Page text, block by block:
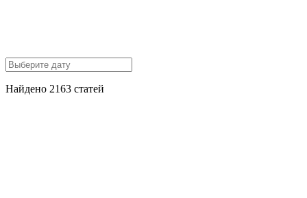
Найдено 2163 статей